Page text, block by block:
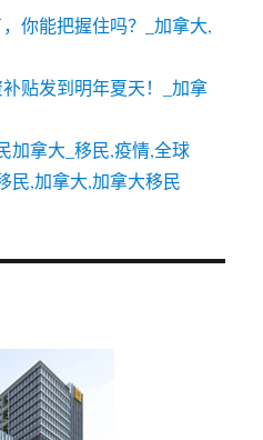
你能把握住吗？_加拿大,
贴发到明年夏天！_加拿
加拿大_移民,疫情,全球
民,加拿大,加拿大移民